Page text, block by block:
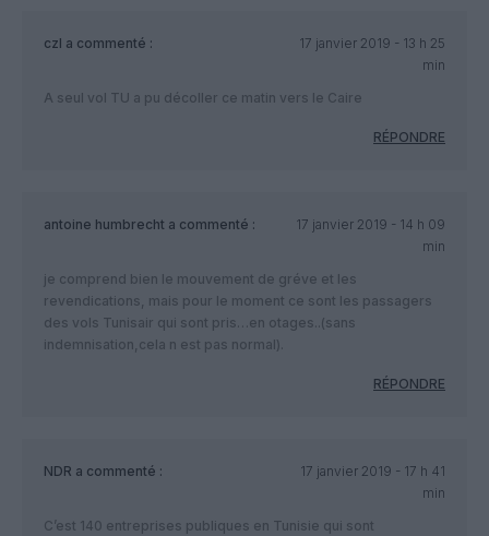
czl a commenté :
17 janvier 2019 - 13 h 25
min
A seul vol TU a pu décoller ce matin vers le Caire
RÉPONDRE
antoine humbrecht a commenté :
17 janvier 2019 - 14 h 09
min
je comprend bien le mouvement de gréve et les
revendications, mais pour le moment ce sont les passagers
des vols Tunisair qui sont pris…en otages..(sans
indemnisation,cela n est pas normal).
RÉPONDRE
NDR a commenté :
17 janvier 2019 - 17 h 41
min
C’est 140 entreprises publiques en Tunisie qui sont